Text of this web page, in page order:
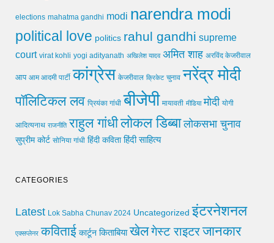
elections mahatma gandhi modi narendra modi
political love politics rahul gandhi supreme
court virat kohli yogi adityanath अखिलेश यादव अमित शाह अरविंद केजरीवाल
आप आम आदमी पार्टी कांग्रेस केजरीवाल क्रिकेट चुनाव नरेंद्र मोदी
पॉलिटिकल लव प्रियंका गांधी बीजेपी मायावती मीडिया मोदी योगी
आदित्यनाथ राजनीति राहुल गांधीलोकल डिब्बा लोकसभा चुनाव
सुप्रीम कोर्ट सोनिया गांधी हिंदी कविता हिंदी साहित्य
CATEGORIES
Latest Lok Sabha Chunav 2024 Uncategorized इंटरनेशनल
एक्सप्लेनर कविताई कार्टून किताबिया खेलगेस्ट राइटरजानकार